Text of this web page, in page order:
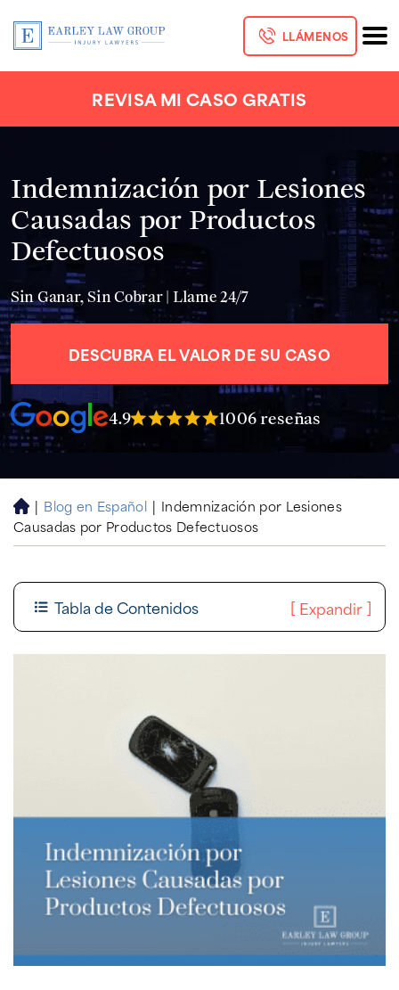
LLÁMENOS
REVISA MI CASO GRATIS
Indemnización por Lesiones
Causadas por Productos
Defectuosos
Sin Ganar, Sin Cobrar | Llame 24/7
DESCUBRA EL VALOR DE SU CASO
4.9 1006 reseñas
H
o
m
| Blog en Español | Indemnización por Lesiones
Causadas por Productos Defectuosos
Tabla de Contenidos [ Expandir]